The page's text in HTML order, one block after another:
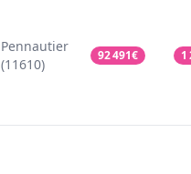
Pennautier
(11610)
92 491€ 1